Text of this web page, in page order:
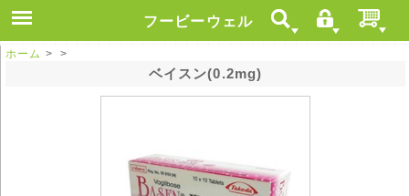
フービーウェル
ホーム > >
ベイスン(0.2mg)